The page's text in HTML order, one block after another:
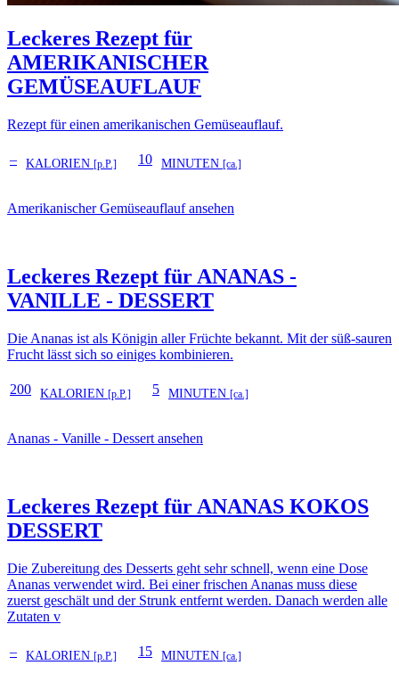
Leckeres Rezept für
AMERIKANISCHER
GEMÜSEAUFLAUF
Rezept für einen amerikanischen Gemüseauflauf.
– KALORIEN [p.P.] 10 MINUTEN [ca.]
Amerikanischer Gemüseauflauf ansehen
Leckeres Rezept für ANANAS -
VANILLE - DESSERT
Die Ananas ist als Königin aller Früchte bekannt. Mit der süß-sauren
Frucht lässt sich so einiges kombinieren.
200 KALORIEN [p.P.] 5 MINUTEN [ca.]
Ananas - Vanille - Dessert ansehen
Leckeres Rezept für ANANAS KOKOS
DESSERT
Die Zubereitung des Desserts geht sehr schnell, wenn eine Dose
Ananas verwendet wird. Bei einer frischen Ananas muss diese
zuerst geschält und der Strunk entfernt werden. Danach werden alle
Zutaten v
– KALORIEN [p.P.] 15 MINUTEN [ca.]